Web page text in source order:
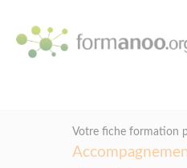
Votre fiche formation